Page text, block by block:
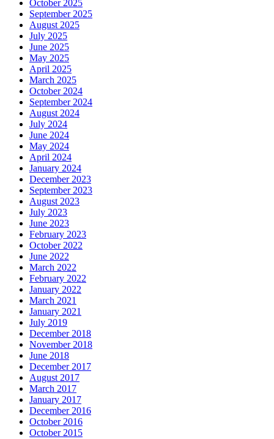
October 2025
September 2025
August 2025
July 2025
June 2025
May 2025
April 2025
March 2025
October 2024
September 2024
August 2024
July 2024
June 2024
May 2024
April 2024
January 2024
December 2023
September 2023
August 2023
July 2023
June 2023
February 2023
October 2022
June 2022
March 2022
February 2022
January 2022
March 2021
January 2021
July 2019
December 2018
November 2018
June 2018
December 2017
August 2017
March 2017
January 2017
December 2016
October 2016
October 2015